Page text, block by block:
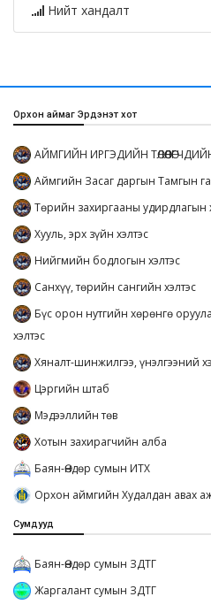
Нийт хандалт
Орхон аймаг Эрдэнэт хот
АЙМГИЙН ИРГЭДИЙН
Аймгийн Засаг даргын Тамгын
Төрийн захиргааны удирдлагын
Хууль, эрх зүйн хэлтэс
Нийгмийн бодлогын хэлтэс
Санхүү, төрийн сангийн хэлтэс
Бүс орон нутгийн хөрөнгө
хэлтэс
Хяналт-шинжилгээ, үнэлгээний
Цэргийн штаб
Мэдээллийн төв
Хотын захирагчийн алба
Баян-Өндөр сумын ИТХ
Орхон аймгийн Худалдан авах
Сумдууд
Баян-Өндөр сумын ЗДТГ
Жаргалант сумын ЗДТГ